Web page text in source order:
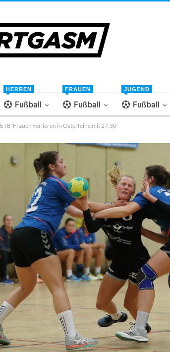
Fußball
HERREN
Fußball
FRAUEN
Fußball
JUGEND
ETB-Frauen verlieren in Osterfeine mit 27:30